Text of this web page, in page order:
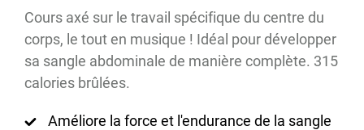
Cours axé sur le travail spécifique du centre du
corps, le tout en musique ! Idéal pour développer
sa sangle abdominale de manière complète. 315
calories brûlées.
Améliore la force et l'endurance de la sangle